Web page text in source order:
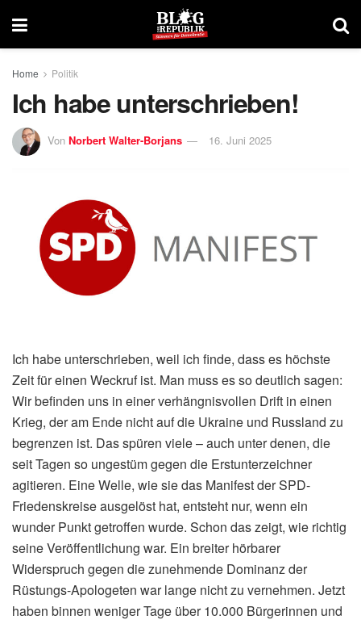
Home Politik
Ich habe unterschrieben!
Von Norbert Walter-Borjans 16. Juni 2025
Ich habe unterschrieben, weil ich finde, dass es höchste
Zeit für einen Weckruf ist. Man muss es so deutlich sagen:
Wir befinden uns in einer verhängnisvollen Drift in einen
Krieg, der am Ende nicht auf die Ukraine und Russland zu
begrenzen ist. Das spüren viele – auch unter denen, die
seit Tagen so ungestüm gegen die Erstunterzeichner
agitieren. Eine Welle, wie sie das Manifest der SPD-
Friedenskreise ausgelöst hat, entsteht nur, wenn ein
wunder Punkt getroffen wurde. Schon das zeigt, wie richtig
seine Veröffentlichung war. Ein breiter hörbarer
Widerspruch gegen die zunehmende Dominanz der
Rüstungs-Apologeten war lange nicht zu vernehmen. Jetzt
haben binnen weniger Tage über 10.000 Bürgerinnen und